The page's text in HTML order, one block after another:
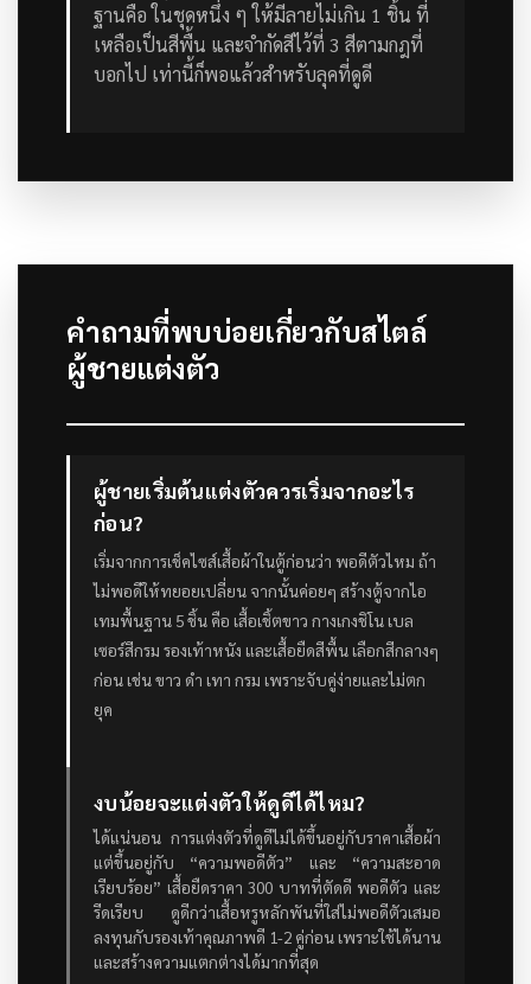
ฐานคือ ในชุดหนึ่ง ๆ ให้มีลายไม่เกิน 1 ชิ้น ที่
เหลือเป็นสีพื้น และจำกัดสีไว้ที่ 3 สีตามกฎที่
บอกไป เท่านี้ก็พอแล้วสำหรับลุคที่ดูดี
คำถามที่พบบ่อยเกี่ยวกับสไตล์
ผู้ชายแต่งตัว
ผู้ชายเริ่มต้นแต่งตัวควรเริ่มจากอะไร
ก่อน?
เริ่มจากการเช็คไซส์เสื้อผ้าในตู้ก่อนว่า พอดีตัวไหม ถ้า
ไม่พอดีให้ทยอยเปลี่ยน จากนั้นค่อยๆ สร้างตู้จากไอ
เทมพื้นฐาน 5 ชิ้น คือ เสื้อเชิ้ตขาว กางเกงชิโน เบล
เซอร์สีกรม รองเท้าหนัง และเสื้อยืดสีพื้น เลือกสีกลางๆ
ก่อน เช่น ขาว ดำ เทา กรม เพราะจับคู่ง่ายและไม่ตก
ยุค
งบน้อยจะแต่งตัวให้ดูดีได้ไหม?
ได้แน่นอน การแต่งตัวที่ดูดีไม่ได้ขึ้นอยู่กับราคาเสื้อผ้า
แต่ขึ้นอยู่กับ “ความพอดีตัว” และ “ความสะอาด
เรียบร้อย” เสื้อยืดราคา 300 บาทที่ตัดดี พอดีตัว และ
รีดเรียบ ดูดีกว่าเสื้อหรูหลักพันที่ใส่ไม่พอดีตัวเสมอ
ลงทุนกับรองเท้าคุณภาพดี 1-2 คู่ก่อน เพราะใช้ได้นาน
และสร้างความแตกต่างได้มากที่สุด